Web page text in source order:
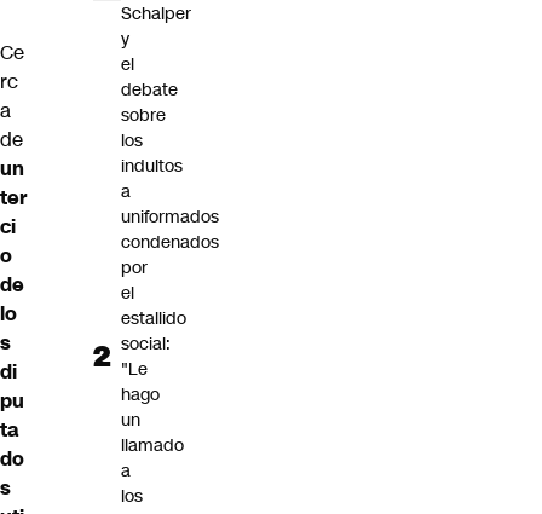
Ce
rc
a
de
un
ter
ci
o
de
lo
s
di
pu
ta
do
s
Schalper
y
el
debate
sobre
los
indultos
a
uniformados
condenados
por
el
estallido
social:
"Le
hago
un
llamado
a
los